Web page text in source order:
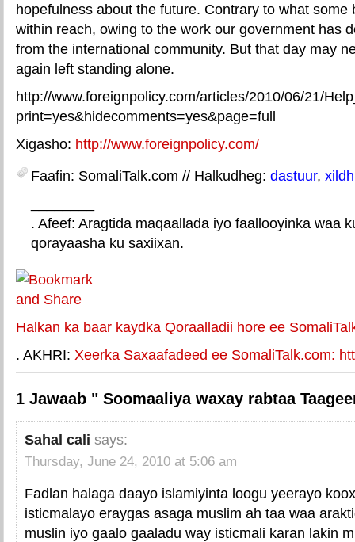
hopefulness about the future. Contrary to what some
within reach, owing to the work our government has
from the international community. But that day may
again left standing alone.
http://www.foreignpolicy.com/articles/2010/06/21/
print=yes&hidecomments=yes&page=full
Xigasho: http://www.foreignpolicy.com/
Faafin: SomaliTalk.com // Halkudheg: dastuur,
. Afeef: Aragtida maqaallada iyo faallooyinka waa
qorayaasha ku saxiixan.
Halkan ka baar kaydka Qoraalladii hore ee
. AKHRI: Xeerka Saxaafadeed ee SomaliTalk.com:
1 Jawaab " Soomaaliya waxay rabtaa
Sahal cali says:
Thursday, June 24, 2010 at 5:06 am
Fadlan halaga daayo islamiyinta loogu yeerayo
isticmalayo eraygas asaga muslim ah taa waa
muslin iyo gaalo gaaladu way isticmali karan lakin